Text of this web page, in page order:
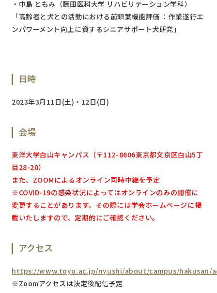
・中島 ともみ（藤田医科大学 リハビリテーション学科）
「高齢者と犬との活動における前頭葉機能評価 ：作業遂行エ
ンパワーメント向上に資するシニアサポート犬研究」
日時
2023年3月11日(土)・12日(日)
会場
東洋大学白山キャンパス（〒112-8606東京都文京区白山5丁
目28-20）
また、ZOOMによるオンライン同時中継を予定
※COVID-19の感染状況によってはオンラインのみの開催に
変更することがあります。その際には学会ホームページに掲
載いたしますので、定期的にご確認ください。
アクセス
https://www.toyo.ac.jp/nyushi/about/campus/hakusan/
※Zoomアクセスは決定後配信予定